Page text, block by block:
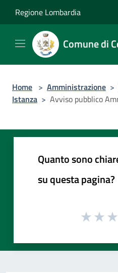
Regione Lombardia
Comune di
Home > Amministrazione >
Istanza > Avviso pubblico
Quanto sono
su questa pagina?